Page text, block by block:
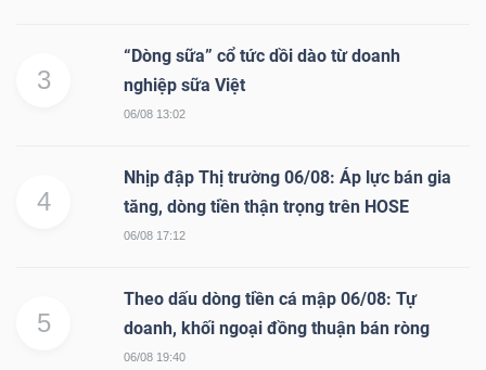
3
“Dòng sữa” cổ tức dồi dào từ doanh
nghiệp sữa Việt
06/08 13:02
4
Nhịp đập Thị trường 06/08: Áp lực bán gia
tăng, dòng tiền thận trọng trên HOSE
06/08 17:12
5
Theo dấu dòng tiền cá mập 06/08: Tự
doanh, khối ngoại đồng thuận bán ròng
06/08 19:40